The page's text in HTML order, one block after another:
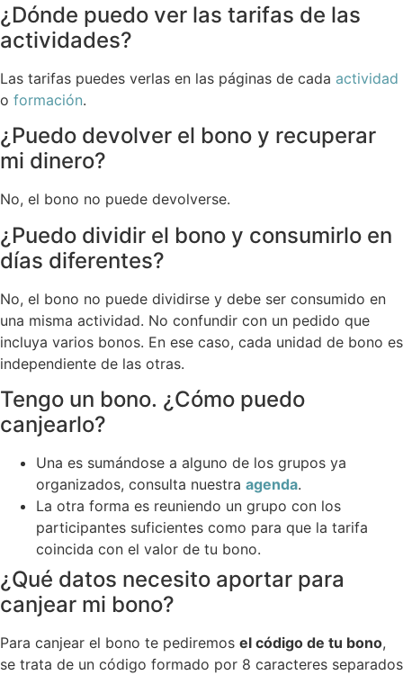
¿Dónde puedo ver las tarifas de las
actividades?
Las tarifas puedes verlas en las páginas de cada actividad
o formación.
¿Puedo devolver el bono y recuperar
mi dinero?
No, el bono no puede devolverse.
¿Puedo dividir el bono y consumirlo en
días diferentes?
No, el bono no puede dividirse y debe ser consumido en
una misma actividad. No confundir con un pedido que
incluya varios bonos. En ese caso, cada unidad de bono es
independiente de las otras.
Tengo un bono. ¿Cómo puedo
canjearlo?
Una es sumándose a alguno de los grupos ya
organizados, consulta nuestra agenda.
La otra forma es reuniendo un grupo con los
participantes suficientes como para que la tarifa
coincida con el valor de tu bono.
¿Qué datos necesito aportar para
canjear mi bono?
Para canjear el bono te pediremos el código de tu bono,
se trata de un código formado por 8 caracteres separados